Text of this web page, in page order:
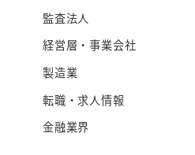
監査法人
経営層・事業会社
製造業
転職・求人情報
金融業界